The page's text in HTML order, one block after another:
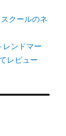
クールのネ
ンドマー
レビュー